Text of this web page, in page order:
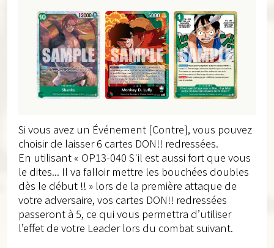
Si vous avez un Événement [Contre], vous pouvez
choisir de laisser 6 cartes DON!! redressées.
En utilisant « OP13-040 S'il est aussi fort que vous
le dites... Il va falloir mettre les bouchées doubles
dès le début !! » lors de la première attaque de
votre adversaire, vos cartes DON!! redressées
passeront à 5, ce qui vous permettra d’utiliser
l’effet de votre Leader lors du combat suivant.